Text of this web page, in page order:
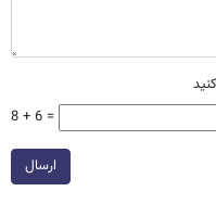
8 + 6 =
ارسال